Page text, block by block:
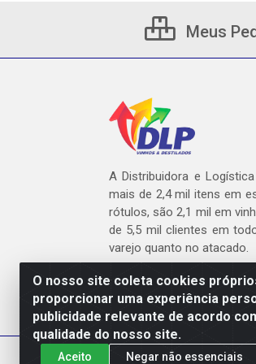
O nosso site coleta cookies
proporcionar uma experiência
publicidade relevante de acordo
qualidade do nosso site.
Aceito Negar não essenciais
Meus
A Distribuidora e
mais de 2,4 mil itens em
rótulos, são 2,1 mil em
de 5,5 mil clientes em
varejo quanto no atacado.